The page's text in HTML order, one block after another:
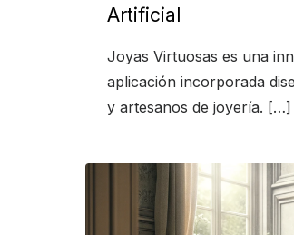
Artificial
Joyas Virtuosas es una
aplicación incorporada
y artesanos de joyería. […]